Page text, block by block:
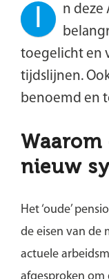
I
n deze
toegelicht en
tijdslijnen.
benoemd en
nieuw
Het ‘oude’
de eisen van de
actuele